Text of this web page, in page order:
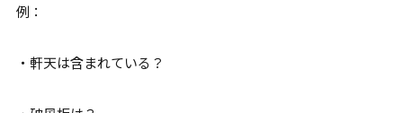
例：
・軒天は含まれている？